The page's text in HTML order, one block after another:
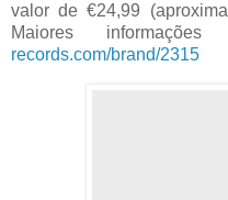
valor de €24,99
Maiores
records.com/brand/2315